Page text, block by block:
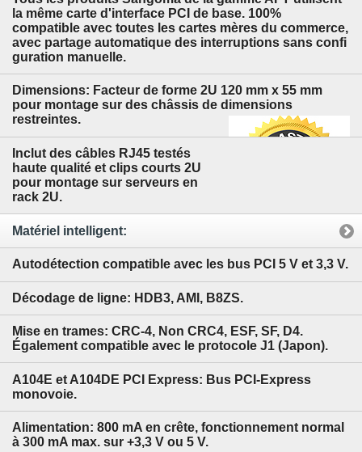
la même carte d'interface PCI de base. 100%
compatible avec toutes les cartes mères du commerce,
avec partage automatique des interruptions sans confi
guration manuelle.
Dimensions: Facteur de forme 2U 120 mm x 55 mm
pour montage sur des châssis de dimensions
restreintes.
Inclut des câbles RJ45 testés
haute qualité et clips courts 2U
pour montage sur serveurs en
rack 2U.
Matériel intelligent:
Autodétection compatible avec les bus PCI 5 V et 3,3 V.
Décodage de ligne: HDB3, AMI, B8ZS.
Mise en trames: CRC-4, Non CRC4, ESF, SF, D4.
Également compatible avec le protocole J1 (Japon).
A104E et A104DE PCI Express: Bus PCI-Express
monovoie.
Alimentation: 800 mA en crête, fonctionnement normal
à 300 mA max. sur +3,3 V ou 5 V.